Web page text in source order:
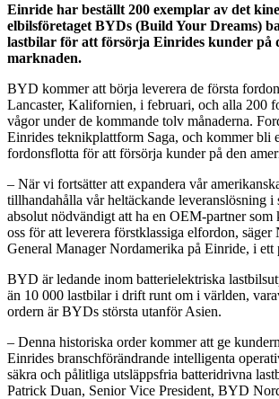
Einride har beställt 200 exemplar av det
elbilsföretaget BYDs (Build Your Dreams)
lastbilar för att försörja Einrides kunder på
marknaden.
BYD kommer att börja leverera de första
Lancaster, Kalifornien, i februari, och alla 200
vågor under de kommande tolv månaderna.
Einrides teknikplattform Saga, och kommer bli
fordonsflotta för att försörja kunder på den
– När vi fortsätter att expandera vår
tillhandahålla vår heltäckande leveranslösning i
absolut nödvändigt att ha en OEM-partner som
oss för att leverera förstklassiga elfordon, säger
General Manager Nordamerika på Einride, i ett
BYD är ledande inom batterielektriska
än 10 000 lastbilar i drift runt om i världen,
ordern är BYDs största utanför Asien.
– Denna historiska order kommer att ge
Einrides branschförändrande intelligenta
säkra och pålitliga utsläppsfria batteridrivna
Patrick Duan, Senior Vice President, BYD